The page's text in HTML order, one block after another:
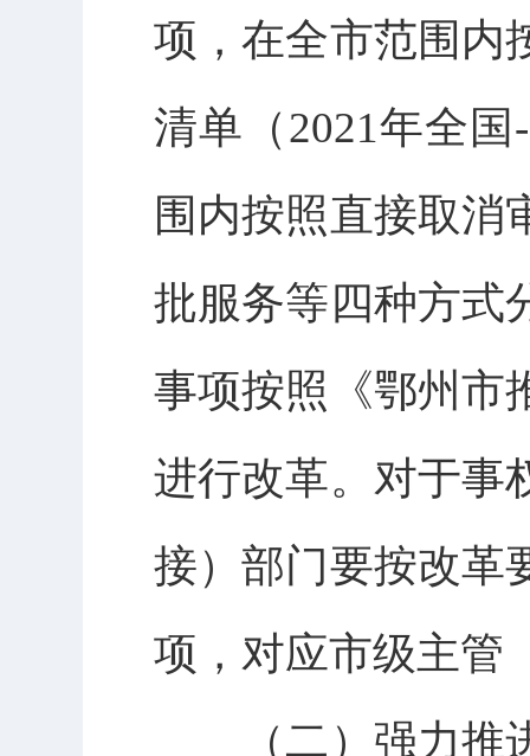
项，在全市范围内
清单（2021年全
围内按照直接取消
批服务等四种方式
事项按照《鄂州市
进行改革。对于事
接）部门要按改革
项，对应市级主管
（二）强力推进